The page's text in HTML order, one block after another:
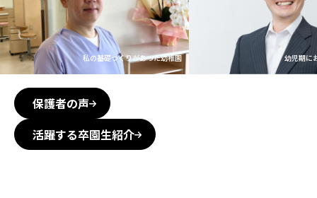
幼児
私の基礎づくりがあった幼稚園
保護者の声
活躍する卒園生紹介